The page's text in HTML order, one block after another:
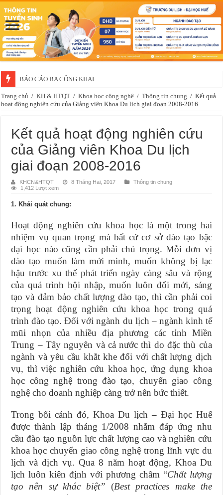
BÁO CÁO BA CÔNG KHAI
Trang chủ / KH & HTQT / Khoa học công nghệ / Thông tin chung / Kết quả
hoạt động nghiên cứu của Giảng viên Khoa Du lịch giai đoạn 2008-2016
Kết quả hoạt động nghiên cứu
của Giảng viên Khoa Du lịch
giai đoạn 2008-2016
KHCN&HTQT 8 Tháng Hai, 2017
Thông tin chung
1,412 Lượt xem
1. Khái quát chung:
Hoạt động nghiên cứu khoa học là một trong hai
nhiệm vụ quan trọng mà bất cứ cơ sở đào tạo bậc
đại học nào cũng cần phải chú trọng. Mỗi đơn vị
đào tạo muốn làm mới mình, muốn không bị lạc
hậu trước xu thế phát triển ngày càng sâu và rộng
của quá trình hội nhập, muốn luôn đổi mới, sáng
tạo và đảm bảo chất lượng đào tạo, thì cần phải coi
trọng hoạt động nghiên cứu khoa học trong quá
trình đào tạo. Đối với ngành du lịch – ngành kinh tế
mũi nhọn của nhiều địa phương các tỉnh Miền
Trung – Tây nguyên và cả nước thì do đặc thù của
ngành và yêu cầu khắt khe đối với chất lượng dịch
vụ, thì việc nghiên cứu khoa học, ứng dụng khoa
học công nghệ trong đào tạo, chuyển giao công
nghệ cho doanh nghiệp càng trở nên bức thiết.
Trong bối cảnh đó, Khoa Du lịch – Đại học Huế
được thành lập tháng 1/2008 nhằm đáp ứng nhu
cầu đào tạo nguồn lực chất lượng cao và nghiên cứu
khoa học chuyển giao công nghệ trong lĩnh vực du
lịch và dịch vụ. Qua 8 năm hoạt động, Khoa Du
lịch luôn kiên định với phương châm “Chất lượng
tạo nên sự khác biệt” (Best practices make the